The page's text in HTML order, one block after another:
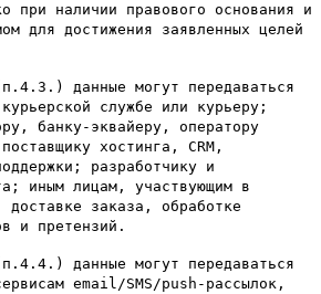
при наличии правового основания и
для достижения заявленных целей
данные могут передаваться
службе или курьеру;
банку-эквайеру, оператору
хостинга, CRM,
разработчику и
иным лицам, участвующим в
заказа, обработке
и претензий.
данные могут передаваться
email/SMS/push-рассылок,